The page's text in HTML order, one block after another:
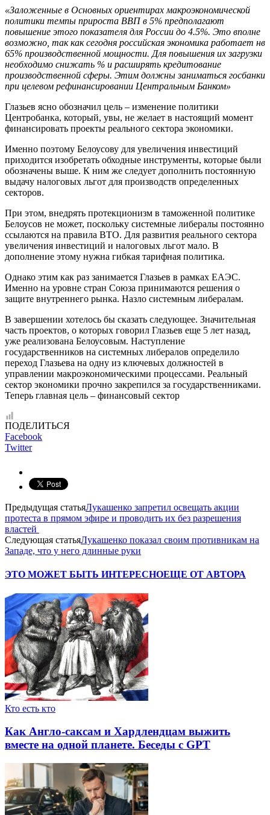
«Заложенные в Основных ориентирах макроэкономической
политики темпы прироста ВВП в 5% предполагают
повышение этого показателя для России до 4.5%. Это вполне
возможно, так как сегодня российская экономика работает нв
65% производственной мощности. Для повышения их загрузки
необходимо снижать % и расширять кредитование
производственной сферы. Этим должны заниматься госбанки
при целевом рефинансировании Центральным Банком»
Глазьев ясно обозначил цель – изменение политики
Центробанка, который, увы, не желает в настоящий момент
финансировать проекты реального сектора экономики.
Именно поэтому Белоусову для увеличения инвестиций
приходится изобретать обходные инструменты, которые были
обозначены выше. К ним же следует дополнить постоянную
выдачу налоговых льгот для производств определенных
секторов.
При этом, внедрять протекционизм в таможенной политике
Белоусов не может, поскольку системные либералы постоянно
ссылаются на правила ВТО. Для развития реального сектора
увеличения инвестиций и налоговых льгот мало. В
дополнение этому нужна гибкая тарифная политика.
Однако этим как раз занимается Глазьев в рамках ЕАЭС.
Именно на уровне стран Союза принимаются решения о
защите внутреннего рынка. Назло системным либералам.
В завершении хотелось бы сказать следующее. Значительная
часть проектов, о которых говорил Глазьев еще 5 лет назад,
уже реализована Белоусовым. Наступление
государственников на системных либералов определило
переход Глазьева на одну из ключевых должностей в
управлении макроэкономическими процессами. Реальный
сектор экономики прочно закрепился за государственниками.
Теперь главная цель – финансовый сектор
ПОДЕЛИТЬСЯ
Facebook
Twitter
Предыдущая статьяЛукашенко запретил освещать акции
протеста в прямом эфире и проводить их без разрешения
властей
Следующая статьяЛукашенко показал своим противникам на
Западе, что у него длинные руки
ЭТО МОЖЕТ БЫТЬ ИНТЕРЕСНОЕЩЕ ОТ АВТОРА
Кто есть кто
Как Англо-саксам и Хардлендцам выжить
вместе на одной планете. Беседы с GPT